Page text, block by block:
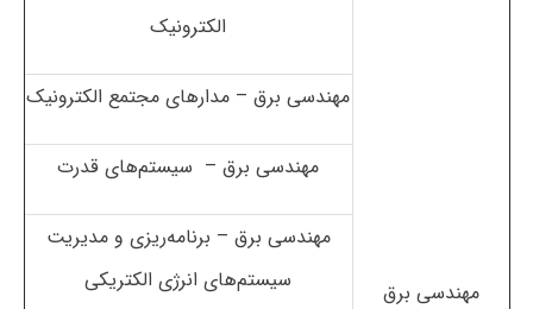
مهندسی برق
الکترونیک
مهندسی برق – مدارهای مجتمع الکترونیک
مهندسی برق – سیستم‌های قدرت
مهندسی برق – برنامه‌ریزی و مدیریت
سیستم‌های انرژی الکتریکی